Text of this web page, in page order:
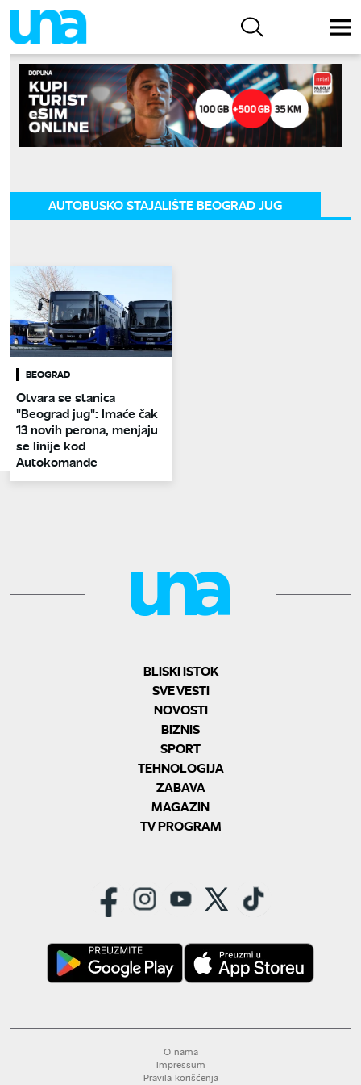
AUTOBUSKO STAJALIŠTE BEOGRAD JUG
BEOGRAD
Otvara se stanica
"Beograd jug": Imaće čak
13 novih perona, menjaju
se linije kod
Autokomande
BLISKI ISTOK
SVE VESTI
NOVOSTI
BIZNIS
SPORT
TEHNOLOGIJA
ZABAVA
MAGAZIN
TV PROGRAM
O nama
Impressum
Pravila korišćenja